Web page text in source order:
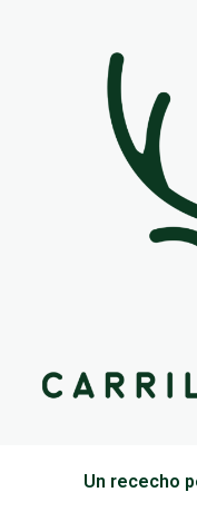
Un rececho